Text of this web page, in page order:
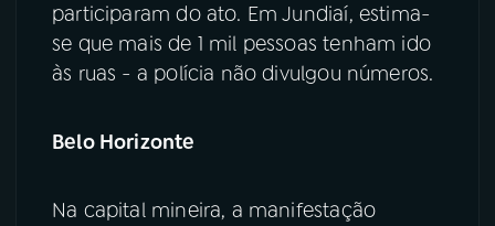
participaram do ato. Em Jundiaí, estima-
se que mais de 1 mil pessoas tenham ido
às ruas - a polícia não divulgou números.
Belo Horizonte
Na capital mineira, a manifestação